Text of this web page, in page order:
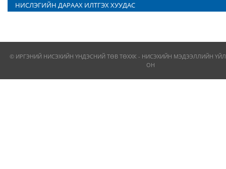
НИСЛЭГИЙН ДАРААХ ИЛТГЭХ ХУУДАС
© ИРГЭНИЙ НИСЭХИЙН ҮНДЭСНИЙ ТӨВ ТӨХХК - НИСЭХИЙН МЭДЭЭЛЛИЙН
ОН